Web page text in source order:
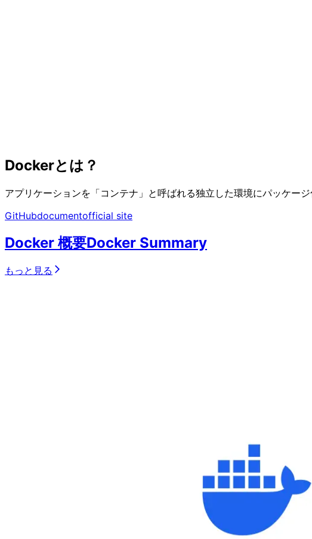
Dockerとは？
アプリケーションを「コンテナ」と呼ばれる独立した環境にパッケー
GitHubdocumentofficial site
Docker 概要Docker Summary
もっと見る